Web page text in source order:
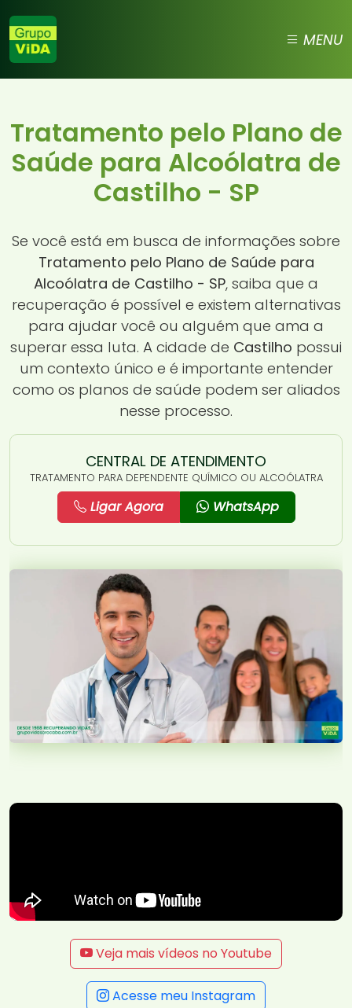
MENU
Tratamento pelo Plano de
Saúde para Alcoólatra de
Castilho - SP
Se você está em busca de informações sobre
Tratamento pelo Plano de Saúde para
Alcoólatra de Castilho - SP, saiba que a
recuperação é possível e existem alternativas
para ajudar você ou alguém que ama a
superar essa luta. A cidade de Castilho possui
um contexto único e é importante entender
como os planos de saúde podem ser aliados
nesse processo.
CENTRAL DE ATENDIMENTO
TRATAMENTO PARA DEPENDENTE QUÍMICO OU ALCOÓLATRA
Ligar Agora WhatsApp
Veja mais vídeos no Youtube
Acesse meu Instagram